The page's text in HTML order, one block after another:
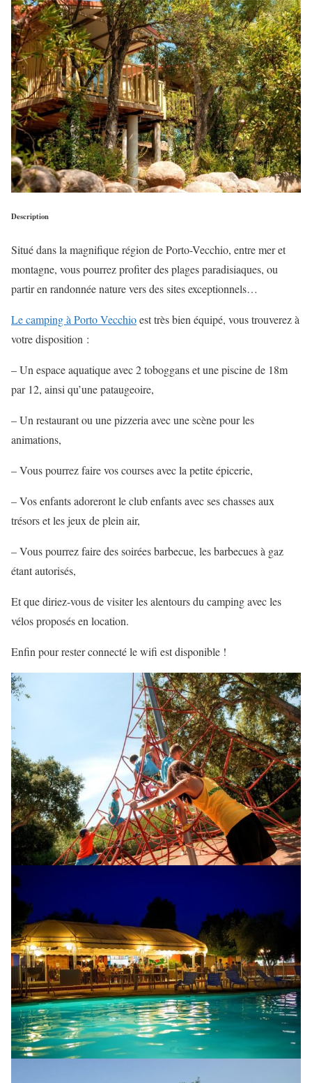
Description
Situé dans la magnifique région de Porto-Vecchio, entre mer et
montagne, vous pourrez profiter des plages paradisiaques, ou
partir en randonnée nature vers des sites exceptionnels…
Le camping à Porto Vecchioest très bien équipé, vous trouverez à
votre disposition :
– Un espace aquatique avec 2 toboggans et une piscine de 18m
par 12, ainsi qu’une pataugeoire,
– Un restaurant ou une pizzeria avec une scène pour les
animations,
– Vous pourrez faire vos courses avec la petite épicerie,
– Vos enfants adoreront le club enfants avec ses chasses aux
trésors et les jeux de plein air,
– Vous pourrez faire des soirées barbecue, les barbecues à gaz
étant autorisés,
Et que diriez-vous de visiter les alentours du camping avec les
vélos proposés en location.
Enfin pour rester connecté le wifi est disponible !